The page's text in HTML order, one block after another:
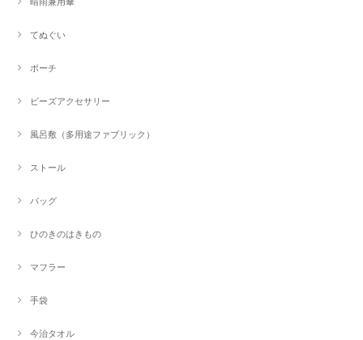
てぬぐい
ポーチ
ビーズアクセサリー
風呂敷（多用途ファブリック）
ストール
バッグ
ひのきのはきもの
マフラー
手袋
今治タオル